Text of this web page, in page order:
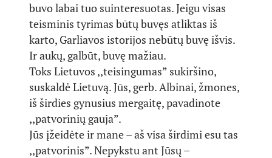
buvo labai tuo suinteresuotas. Jeigu visas
teisminis tyrimas būtų buvęs atliktas iš
karto, Garliavos istorijos nebūtų buvę išvis.
Ir aukų, galbūt, buvę mažiau.
Toks Lietuvos ,,teisingumas” sukiršino,
suskaldė Lietuvą. Jūs, gerb. Albinai, žmones,
iš širdies gynusius mergaitę, pavadinote
,,patvorinių gauja”.
Jūs įžeidėte ir mane – aš visa širdimi esu tas
,,patvorinis”. Nepykstu ant Jūsų –